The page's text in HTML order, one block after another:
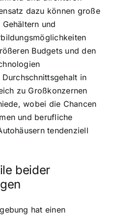
dazu können große
und
Budgets und den
in
zu Großkonzernen
wobei die Chancen
und berufliche
tendenziell
beider
hat einen